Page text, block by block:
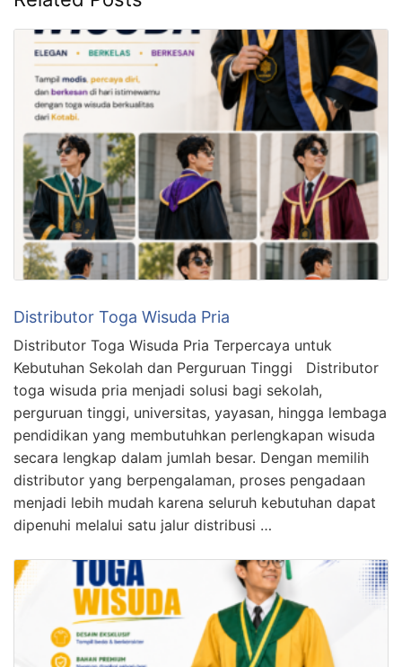
Distributor Toga Wisuda Pria
Distributor Toga Wisuda Pria Terpercaya untuk
Kebutuhan Sekolah dan Perguruan Tinggi Distributor
toga wisuda pria menjadi solusi bagi sekolah,
perguruan tinggi, universitas, yayasan, hingga lembaga
pendidikan yang membutuhkan perlengkapan wisuda
secara lengkap dalam jumlah besar. Dengan memilih
distributor yang berpengalaman, proses pengadaan
menjadi lebih mudah karena seluruh kebutuhan dapat
dipenuhi melalui satu jalur distribusi …